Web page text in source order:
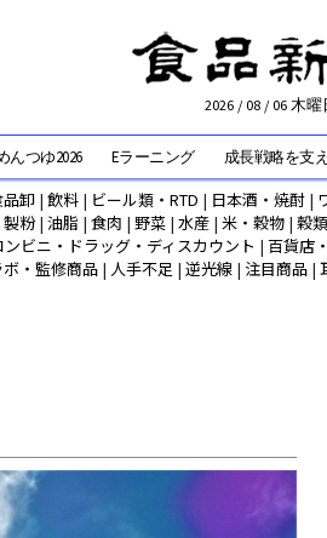
2026 / 08 / 06 木曜
んつゆ2026 Eラーニング 成長戦略を支
卸 | 飲料 | ビール類・RTD | 日本酒・焼酎 |
製粉| 油脂 | 食肉 | 野菜 | 水産 | 米・穀物 | 穀
ンビニ・ドラッグ・ディスカウント | 百貨店
・監修商品 | 人手不足 | 逆光線 | 注目商品 |